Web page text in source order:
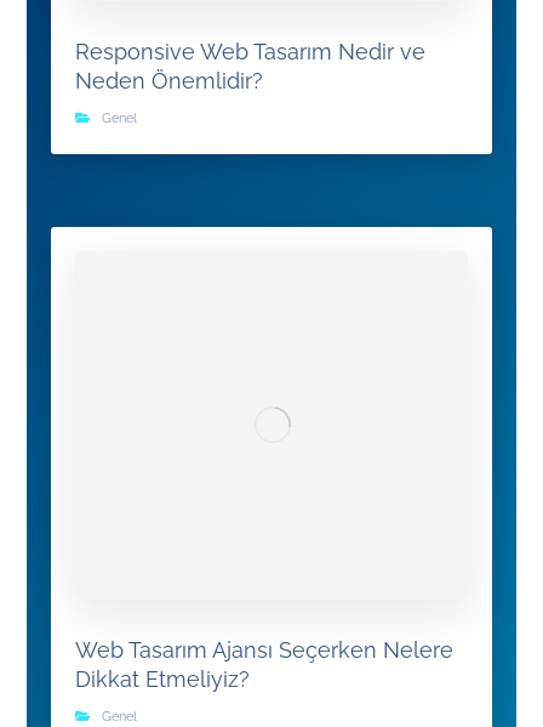
Responsive Web Tasarım Nedir ve
Neden Önemlidir?
Genel
Web Tasarım Ajansı Seçerken Nelere
Dikkat Etmeliyiz?
Genel